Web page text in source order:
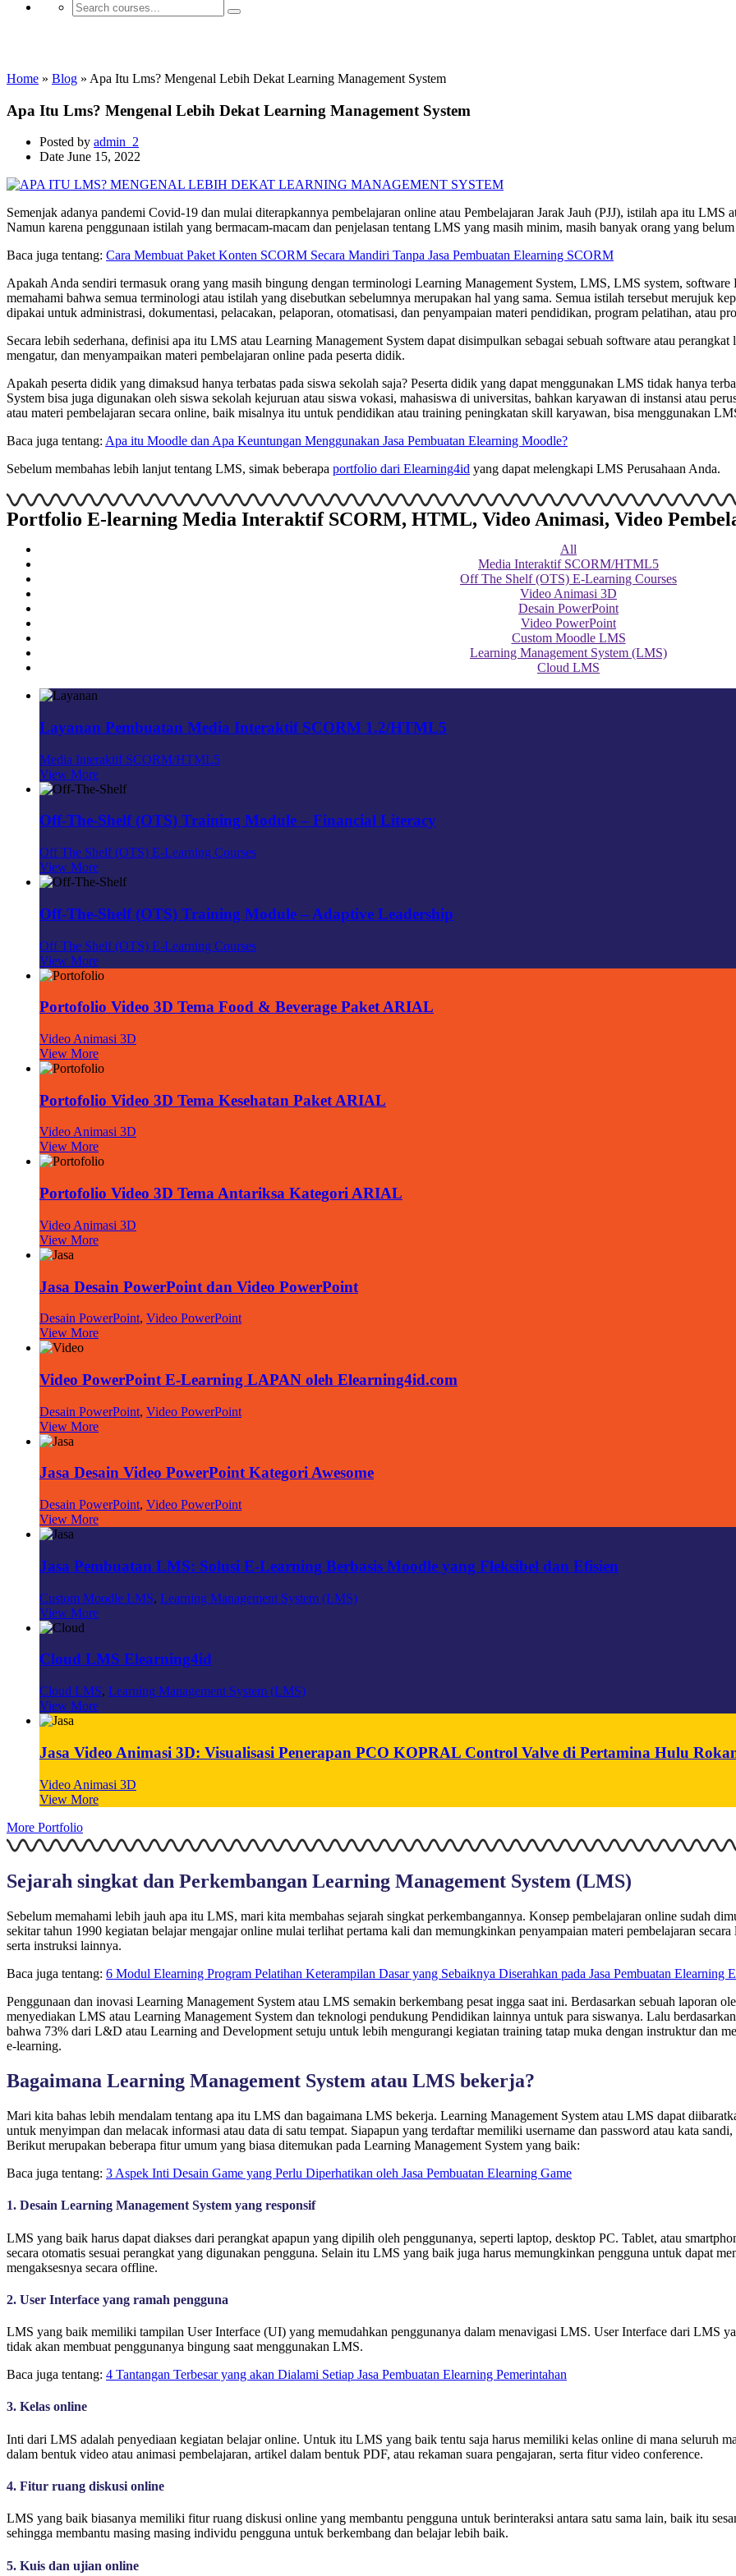
Home » Blog » Apa Itu Lms? Mengenal Lebih Dekat Learning Management System
Apa Itu Lms? Mengenal Lebih Dekat Learning Management System
Posted by admin_2
Date June 15, 2022
Semenjak adanya pandemi Covid-19 dan mulai diterapkannya pembelajaran online atau Pembelajaran Jarak Jauh (PJJ), istilah apa itu
Namun karena penggunaan istilah yang bermacam-macam dan penjelasan tentang LMS yang masih minim, masih banyak orang yang
Baca juga tentang: Cara Membuat Paket Konten SCORM Secara Mandiri Tanpa Jasa Pembuatan Elearning SCORM
Apakah Anda sendiri termasuk orang yang masih bingung dengan terminologi Learning Management System, LMS, LMS system,
memahami bahwa semua terminologi atau istilah yang disebutkan sebelumnya merupakan hal yang sama. Semua istilah tersebut merujuk
dipakai untuk administrasi, dokumentasi, pelacakan, pelaporan, otomatisasi, dan penyampaian materi pendidikan, program pelatihan, atau
Secara lebih sederhana, definisi apa itu LMS atau Learning Management System dapat disimpulkan sebagai sebuah software atau
mengatur, dan menyampaikan materi pembelajaran online pada peserta didik.
Apakah peserta didik yang dimaksud hanya terbatas pada siswa sekolah saja? Peserta didik yang dapat menggunakan LMS tidak hanya
System bisa juga digunakan oleh siswa sekolah kejuruan atau siswa vokasi, mahasiswa di universitas, bahkan karyawan di instansi atau
atau materi pembelajaran secara online, baik misalnya itu untuk pendidikan atau training peningkatan skill karyawan, bisa menggunakan
Baca juga tentang: Apa itu Moodle dan Apa Keuntungan Menggunakan Jasa Pembuatan Elearning Moodle?
Sebelum membahas lebih lanjut tentang LMS, simak beberapa portfolio dari Elearning4id yang dapat melengkapi LMS Perusahaan Anda.
Portfolio E-learning Media Interaktif SCORM, HTML, Video Animasi, Video
All
Media Interaktif SCORM/HTML5
Off The Shelf (OTS) E-Learning Courses
Video Animasi 3D
Desain PowerPoint
Video PowerPoint
Custom Moodle LMS
Learning Management System (LMS)
Cloud LMS
Layanan Pembuatan Media Interaktif SCORM 1.2/HTML5
Media Interaktif SCORM/HTML5
View More
Off-The-Shelf (OTS) Training Module – Financial Literacy
Off The Shelf (OTS) E-Learning Courses
View More
Off-The-Shelf (OTS) Training Module – Adaptive Leadership
Off The Shelf (OTS) E-Learning Courses
View More
Portofolio Video 3D Tema Food & Beverage Paket ARIAL
Video Animasi 3D
View More
Portofolio Video 3D Tema Kesehatan Paket ARIAL
Video Animasi 3D
View More
Portofolio Video 3D Tema Antariksa Kategori ARIAL
Video Animasi 3D
View More
Jasa Desain PowerPoint dan Video PowerPoint
Desain PowerPoint, Video PowerPoint
View More
Video PowerPoint E-Learning LAPAN oleh Elearning4id.com
Desain PowerPoint, Video PowerPoint
View More
Jasa Desain Video PowerPoint Kategori Awesome
Desain PowerPoint, Video PowerPoint
View More
Jasa Pembuatan LMS: Solusi E-Learning Berbasis Moodle yang Fleksibel dan Efisien
Custom Moodle LMS, Learning Management System (LMS)
View More
Cloud LMS Elearning4id
Cloud LMS, Learning Management System (LMS)
View More
Jasa Video Animasi 3D: Visualisasi Penerapan PCO KOPRAL Control Valve di Pertamina Hulu
Video Animasi 3D
View More
More Portfolio
Sejarah singkat dan Perkembangan Learning Management System (LMS)
Sebelum memahami lebih jauh apa itu LMS, mari kita membahas sejarah singkat perkembangannya. Konsep pembelajaran online sudah
sekitar tahun 1990 kegiatan belajar mengajar online mulai terlihat pertama kali dan memungkinkan penyampaian materi pembelajaran
serta instruksi lainnya.
Baca juga tentang: 6 Modul Elearning Program Pelatihan Keterampilan Dasar yang Sebaiknya Diserahkan pada Jasa Pembuatan Elearning
Penggunaan dan inovasi Learning Management System atau LMS semakin berkembang pesat ingga saat ini. Berdasarkan sebuah laporan
menyediakan LMS atau Learning Management System dan teknologi pendukung Pendidikan lainnya untuk para siswanya. Lalu
bahwa 73% dari L&D atau Learning and Development setuju untuk lebih mengurangi kegiatan training tatap muka dengan instruktur dan
e-learning.
Bagaimana Learning Management System atau LMS bekerja?
Mari kita bahas lebih mendalam tentang apa itu LMS dan bagaimana LMS bekerja. Learning Management System atau LMS dapat
untuk menyimpan dan melacak informasi atau data di satu tempat. Siapapun yang terdaftar memiliki username dan password atau kata
Berikut merupakan beberapa fitur umum yang biasa ditemukan pada Learning Management System yang baik:
Baca juga tentang: 3 Aspek Inti Desain Game yang Perlu Diperhatikan oleh Jasa Pembuatan Elearning Game
1. Desain Learning Management System yang responsif
LMS yang baik harus dapat diakses dari perangkat apapun yang dipilih oleh penggunanya, seperti laptop, desktop PC. Tablet, atau
secara otomatis sesuai perangkat yang digunakan pengguna. Selain itu LMS yang baik juga harus memungkinkan pengguna untuk dapat
mengaksesnya secara offline.
2. User Interface yang ramah pengguna
LMS yang baik memiliki tampilan User Interface (UI) yang memudahkan penggunanya dalam menavigasi LMS. User Interface dari LMS
tidak akan membuat penggunanya bingung saat menggunakan LMS.
Baca juga tentang: 4 Tantangan Terbesar yang akan Dialami Setiap Jasa Pembuatan Elearning Pemerintahan
3. Kelas online
Inti dari LMS adalah penyediaan kegiatan belajar online. Untuk itu LMS yang baik tentu saja harus memiliki kelas online di mana seluruh
dalam bentuk video atau animasi pembelajaran, artikel dalam bentuk PDF, atau rekaman suara pengajaran, serta fitur video conference.
4. Fitur ruang diskusi online
LMS yang baik biasanya memiliki fitur ruang diskusi online yang membantu pengguna untuk berinteraksi antara satu sama lain, baik itu
sehingga membantu masing masing individu pengguna untuk berkembang dan belajar lebih baik.
5. Kuis dan ujian online